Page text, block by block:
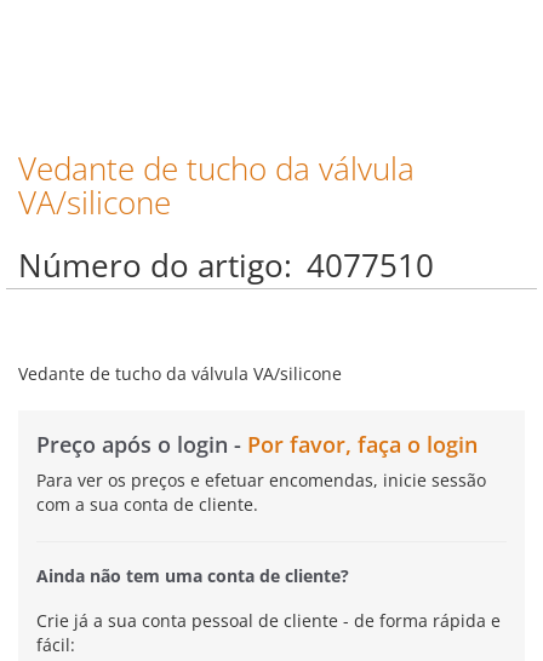
Saltar
para
o
da
Galeria
Vedante de tucho da válvula
VA/silicone
Número do artigo 4077510
Vedante de tucho da válvula VA/silicone
Preço após o login - Por favor, faça o login
Para ver os preços e efetuar encomendas, inicie sessão
com a sua conta de cliente.
Ainda não tem uma conta de cliente?
Crie já a sua conta pessoal de cliente - de forma rápida e
fácil: